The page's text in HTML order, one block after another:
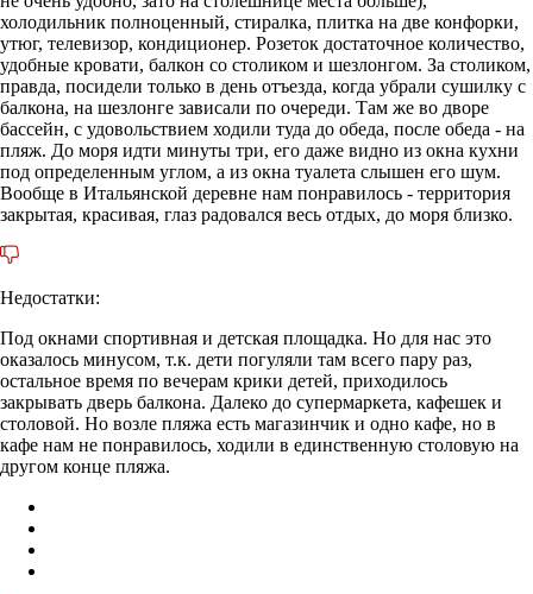
холодильник полноценный, стиралка, плитка на две конфорки,
утюг, телевизор, кондиционер. Розеток достаточное количество,
удобные кровати, балкон со столиком и шезлонгом. За столиком,
правда, посидели только в день отъезда, когда убрали сушилку с
балкона, на шезлонге зависали по очереди. Там же во дворе
бассейн, с удовольствием ходили туда до обеда, после обеда - на
пляж. До моря идти минуты три, его даже видно из окна кухни
под определенным углом, а из окна туалета слышен его шум.
Вообще в Итальянской деревне нам понравилось - территория
закрытая, красивая, глаз радовался весь отдых, до моря близко.
Недостатки:
Под окнами спортивная и детская площадка. Но для нас это
оказалось минусом, т.к. дети погуляли там всего пару раз,
остальное время по вечерам крики детей, приходилось
закрывать дверь балкона. Далеко до супермаркета, кафешек и
столовой. Но возле пляжа есть магазинчик и одно кафе, но в
кафе нам не понравилось, ходили в единственную столовую на
другом конце пляжа.